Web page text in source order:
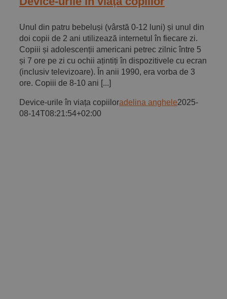
Unul din patru bebeluși (vârstă 0-12 luni) și unul din
doi copii de 2 ani utilizează internetul în fiecare zi.
Copiii și adolescenții americani petrec zilnic între 5
și 7 ore pe zi cu ochii ațintiți în dispozitivele cu ecran
(inclusiv televizoare). În anii 1990, era vorba de 3
ore. Copiii de 8-10 ani [...]
Device-urile în viața copiiloradelina anghele2025-
08-14T08:21:54+02:00